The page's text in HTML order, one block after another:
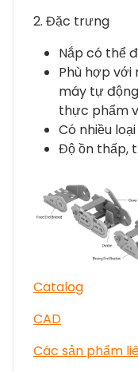
2. Đặc trưng
Nắp có thể
Phù hợp với
máy tự
thực phẩm
Có nhiều
Độ ồn thấp,
Catalog
CAD
Các sản phẩm